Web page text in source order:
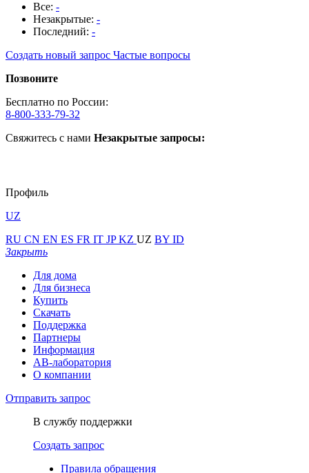
Все: -
Незакрытые: -
Последний: -
Создать новый запрос Частые вопросы
Позвоните
Бесплатно по России:
8-800-333-79-32
Свяжитесь с нами Незакрытые запросы:
Профиль
UZ
RU CN EN ES FR IT JPKZ UZ BY ID
Закрыть
Для дома
Для бизнеса
Купить
Скачать
Поддержка
Партнеры
Информация
АВ-лаборатория
О компании
Отправить запрос
В службу поддержки
Создать запрос
Правила обращения